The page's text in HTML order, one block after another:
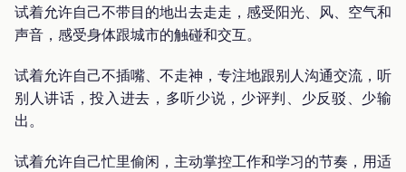
试着允许自己不带目的地出去走走，感受阳光、风、空气和
声音，感受身体跟城市的触碰和交互。
试着允许自己不插嘴、不走神，专注地跟别人沟通交流，听
别人讲话，投入进去，多听少说，少评判、少反驳、少输
出。
试着允许自己忙里偷闲，主动掌控工作和学习的节奏，用适